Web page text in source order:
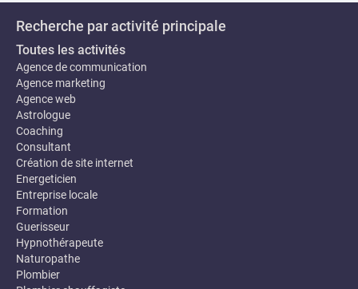
Recherche par activité principale
Toutes les activités
Agence de communication
Agence marketing
Agence web
Astrologue
Coaching
Consultant
Création de site internet
Energeticien
Entreprise locale
Formation
Guerisseur
Hypnothérapeute
Naturopathe
Plombier